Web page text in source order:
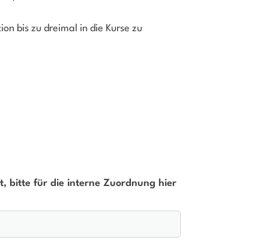
bis zu dreimal in die Kurse zu
bitte für die interne Zuordnung hier